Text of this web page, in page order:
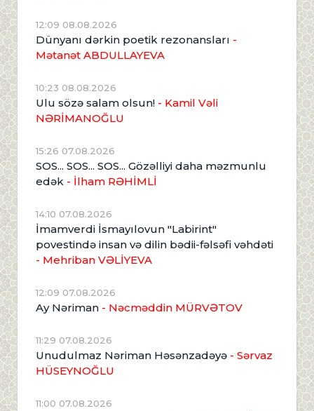
12:09 08.08.2026
Dünyanı dərkin poetik rezonansları -
Mətanət ABDULLAYEVA
10:23 08.08.2026
Ulu sözə salam olsun! - Kamil Vəli
NƏRİMANOĞLU
15:26 07.08.2026
SOS... SOS... SOS... Gözəlliyi daha məzmunlu
edək - İlham RƏHİMLİ
14:10 07.08.2026
İmamverdi İsmayılovun "Labirint"
povestində insan və dilin bədii-fəlsəfi vəhdəti
- Mehriban VƏLİYEVA
12:09 07.08.2026
Ay Nəriman - Nəcməddin MÜRVƏTOV
11:29 07.08.2026
Unudulmaz Nəriman Həsənzadəyə - Sərvaz
HÜSEYNOĞLU
11:00 07.08.2026